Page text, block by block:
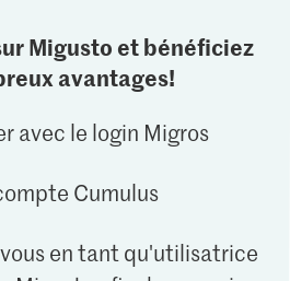
Migusto et bénéficiez
avantages!
avec le login Migros
Cumulus
en tant qu'utilisatrice